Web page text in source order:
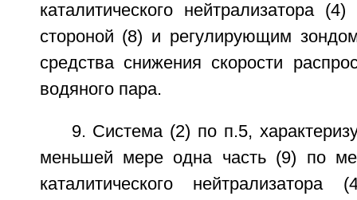
каталитического нейтрализатора
стороной (8) и регулирующим
средства снижения скорости
водяного пара.
9. Система (2) по п.5,
меньшей мере одна часть (9) по
каталитического